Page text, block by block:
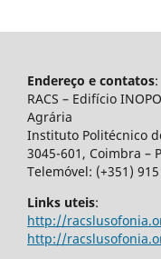
Endereço e contatos:
RACS – Edifício
Agrária
Instituto Politécnico
3045-601, Coimbra –
Telemóvel: (+351)
Links uteis:
http://
http://